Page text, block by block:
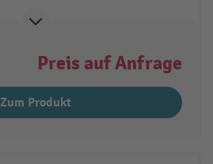
Preis auf Anfrage
Zum Produkt